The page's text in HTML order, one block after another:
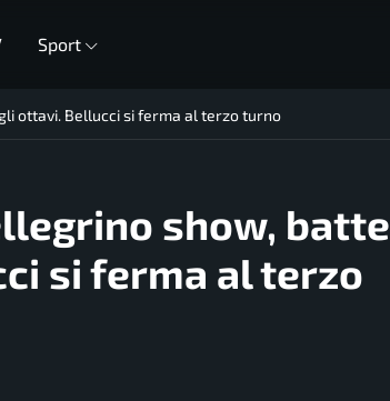
Sport
ottavi. Bellucci si ferma al terzo turno
show, batte
si ferma al terzo